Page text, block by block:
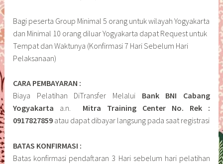
Bagi peserta Group Minimal 5 orang untuk wilayah Yogyakarta
dan Minimal 10 orang diluar Yogyakarta dapat Request untuk
Tempat dan Waktunya (Konfirmasi 7 Hari Sebelum Hari
Pelaksanaan)
CARA PEMBAYARAN :
Biaya Pelatihan DiTransfer Melalui Bank BNI Cabang
Yogyakarta a.n. Mitra Training Center No. Rek :
0917827859 atau dapat dibayar langsung pada saat registrasi
BATAS KONFIRMASI :
Batas konfirmasi pendaftaran 3 Hari sebelum hari pelatihan